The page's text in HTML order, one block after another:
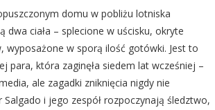
domu w pobliżu lotniska
dwa ciała – splecione w uścisku, okryte
wyposażone w sporą ilość gotówki. Jest to
para, która zaginęła siedem lat wcześniej –
ale zagadki zniknięcia nigdy nie
i jego zespół rozpoczynają śledztwo,